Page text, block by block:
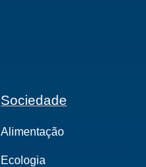
Sociedade
Alimentação
Ecologia